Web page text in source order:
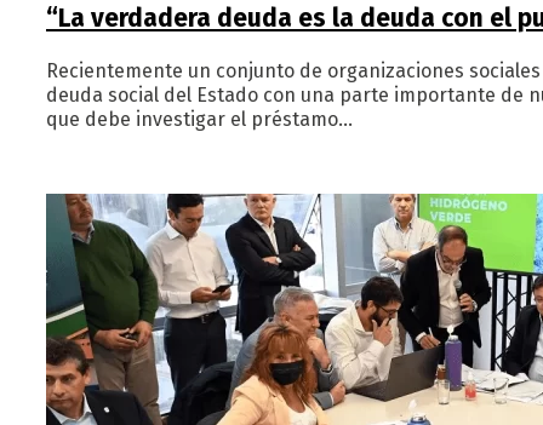
“La verdadera deuda es la deuda con el
Recientemente un conjunto de organizaciones
deuda social del Estado con una parte importante de
que debe investigar el préstamo…